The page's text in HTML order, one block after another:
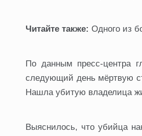
Читайте также: Одного из
По данным пресс-центра
следующий день мёртвую
Нашла убитую владелица
Выяснилось, что убийца